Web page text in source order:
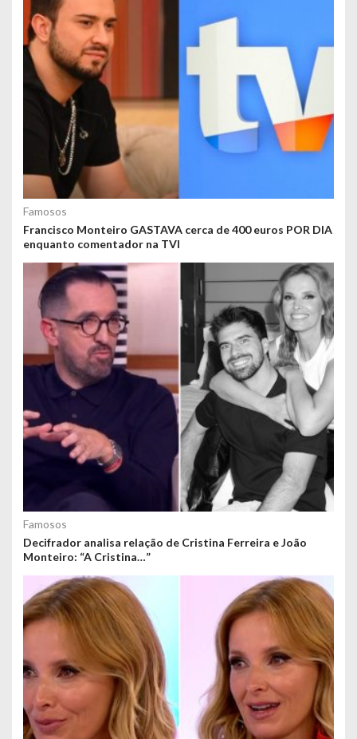
Famosos
Francisco Monteiro GASTAVA cerca de 400 euros POR DIA
enquanto comentador na TVI
Famosos
Decifrador analisa relação de Cristina Ferreira e João
Monteiro: “A Cristina…”